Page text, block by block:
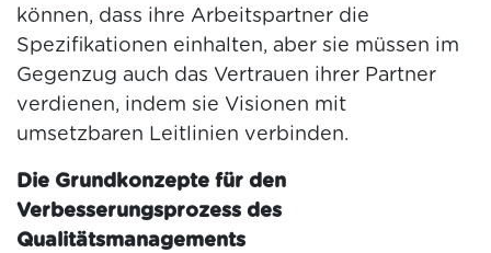
können, dass ihre Arbeitspartner die
Spezifikationen einhalten, aber sie müssen im
Gegenzug auch das Vertrauen ihrer Partner
verdienen, indem sie Visionen mit
umsetzbaren Leitlinien verbinden.
Die Grundkonzepte für den
Verbesserungsprozess des
Qualitätsmanagements